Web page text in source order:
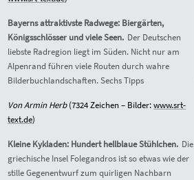
Bayerns attraktivste Radwege: Biergärten,
Königsschlösser und viele Seen. Der Deutschen
liebste Radregion liegt im Süden. Nicht nur am
Alpenrand führen viele Routen durch wahre
Bilderbuchlandschaften. Sechs Tipps
Von Armin Herb (7324Zeichen – Bilder:www.srt-
text.de)
Kleine Kykladen: Hundert hellblaue Stühlchen. Die
griechische Insel Folegandros ist so etwas wie der
stille Gegenentwurf zum quirligen Nachbarn